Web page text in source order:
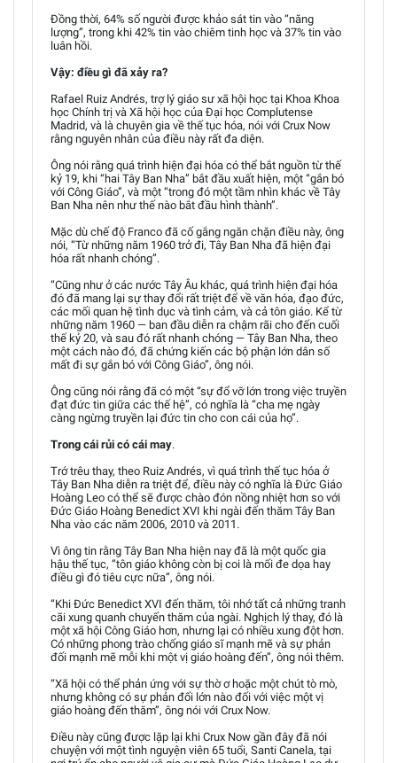
Đồng thời, 64% số người được khảo sát tin vào “năng
lượng”, trong khi 42% tin vào chiêm tinh học và 37% tin vào
luân hồi.
Vậy: điều gì đã xảy ra?
Rafael Ruiz Andrés, trợ lý giáo sư xã hội học tại Khoa Khoa
học Chính trị và Xã hội học của Đại học Complutense
Madrid, và là chuyên gia về thế tục hóa, nói với Crux Now
rằng nguyên nhân của điều này rất đa diện.
Ông nói rằng quá trình hiện đại hóa có thể bắt nguồn từ thế
kỷ 19, khi “hai Tây Ban Nha” bắt đầu xuất hiện, một “gắn bó
với Công Giáo”, và một “trong đó một tầm nhìn khác về Tây
Ban Nha nên như thế nào bắt đầu hình thành”.
Mặc dù chế độ Franco đã cố gắng ngăn chặn điều này, ông
nói, “Từ những năm 1960 trở đi, Tây Ban Nha đã hiện đại
hóa rất nhanh chóng”.
“Cũng như ở các nước Tây Âu khác, quá trình hiện đại hóa
đó đã mang lại sự thay đổi rất triệt để về văn hóa, đạo đức,
các mối quan hệ tình dục và tình cảm, và cả tôn giáo. Kể từ
những năm 1960 — ban đầu diễn ra chậm rãi cho đến cuối
thế kỷ 20, và sau đó rất nhanh chóng — Tây Ban Nha, theo
một cách nào đó, đã chứng kiến các bộ phận lớn dân số
mất đi sự gắn bó với Công Giáo”, ông nói.
Ông cũng nói rằng đã có một “sự đổ vỡ lớn trong việc truyền
đạt đức tin giữa các thế hệ”, có nghĩa là “cha mẹ ngày
càng ngừng truyền lại đức tin cho con cái của họ”.
Trong cái rủi có cái may.
Trớ trêu thay, theo Ruiz Andrés, vì quá trình thế tục hóa ở
Tây Ban Nha diễn ra triệt để, điều này có nghĩa là Đức Giáo
Hoàng Leo có thể sẽ được chào đón nồng nhiệt hơn so với
Đức Giáo Hoàng Benedict XVI khi ngài đến thăm Tây Ban
Nha vào các năm 2006, 2010 và 2011.
Vì ông tin rằng Tây Ban Nha hiện nay đã là một quốc gia
hậu thế tục, “tôn giáo không còn bị coi là mối đe dọa hay
điều gì đó tiêu cực nữa”, ông nói.
“Khi Đức Benedict XVI đến thăm, tôi nhớ tất cả những tranh
cãi xung quanh chuyến thăm của ngài. Nghịch lý thay, đó là
một xã hội Công Giáo hơn, nhưng lại có nhiều xung đột hơn.
Có những phong trào chống giáo sĩ mạnh mẽ và sự phản
đối mạnh mẽ mỗi khi một vị giáo hoàng đến”, ông nói thêm.
“Xã hội có thể phản ứng với sự thờ ơ hoặc một chút tò mò,
nhưng không có sự phản đối lớn nào đối với việc một vị
giáo hoàng đến thăm”, ông nói với Crux Now.
Điều này cũng được lặp lại khi Crux Now gần đây đã nói
chuyện với một tình nguyện viên 65 tuổi, Santi Canela, tại